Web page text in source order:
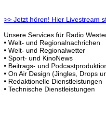
>> Jetzt hören! Hier Livestream
Unsere Services für Radio
• Welt- und Regionalnachrichen
• Welt- und Regionalwetter
• Sport- und KinoNews
• Beitrags- und
• On Air Design (Jingles, Drops
• Redaktionelle Dienstleistungen
• Technische Dienstleistungen